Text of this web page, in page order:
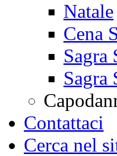
Natale
Cena
Sagra
Sagra
Contattaci
Cerca nel